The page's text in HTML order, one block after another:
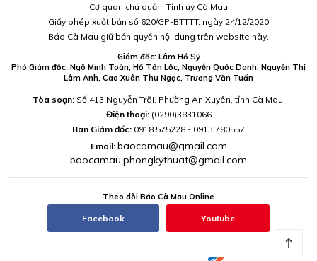
Cơ quan chủ quản: Tỉnh ủy Cà Mau
Giấy phép xuất bản số 620/GP-BTTTT, ngày 24/12/2020
Báo Cà Mau giữ bản quyền nội dung trên website này.
Giám đốc: Lâm Hồ Sỹ
Phó Giám đốc: Ngô Minh Toàn, Hồ Tấn Lộc, Nguyễn Quốc Danh, Nguyễn Thị
Lâm Anh, Cao Xuân Thu Ngọc, Trương Văn Tuấn
Tòa soạn:Số 413 Nguyễn Trãi, Phường An Xuyên, tỉnh Cà Mau.
Điện thoại: (0290)3831066
Ban Giám đốc: 0918.575228 - 0913.780557
Email: baocamau@gmail.com
baocamau.phongkythuat@gmail.com
Theo dõi Báo Cà Mau Online
Facebook Youtube